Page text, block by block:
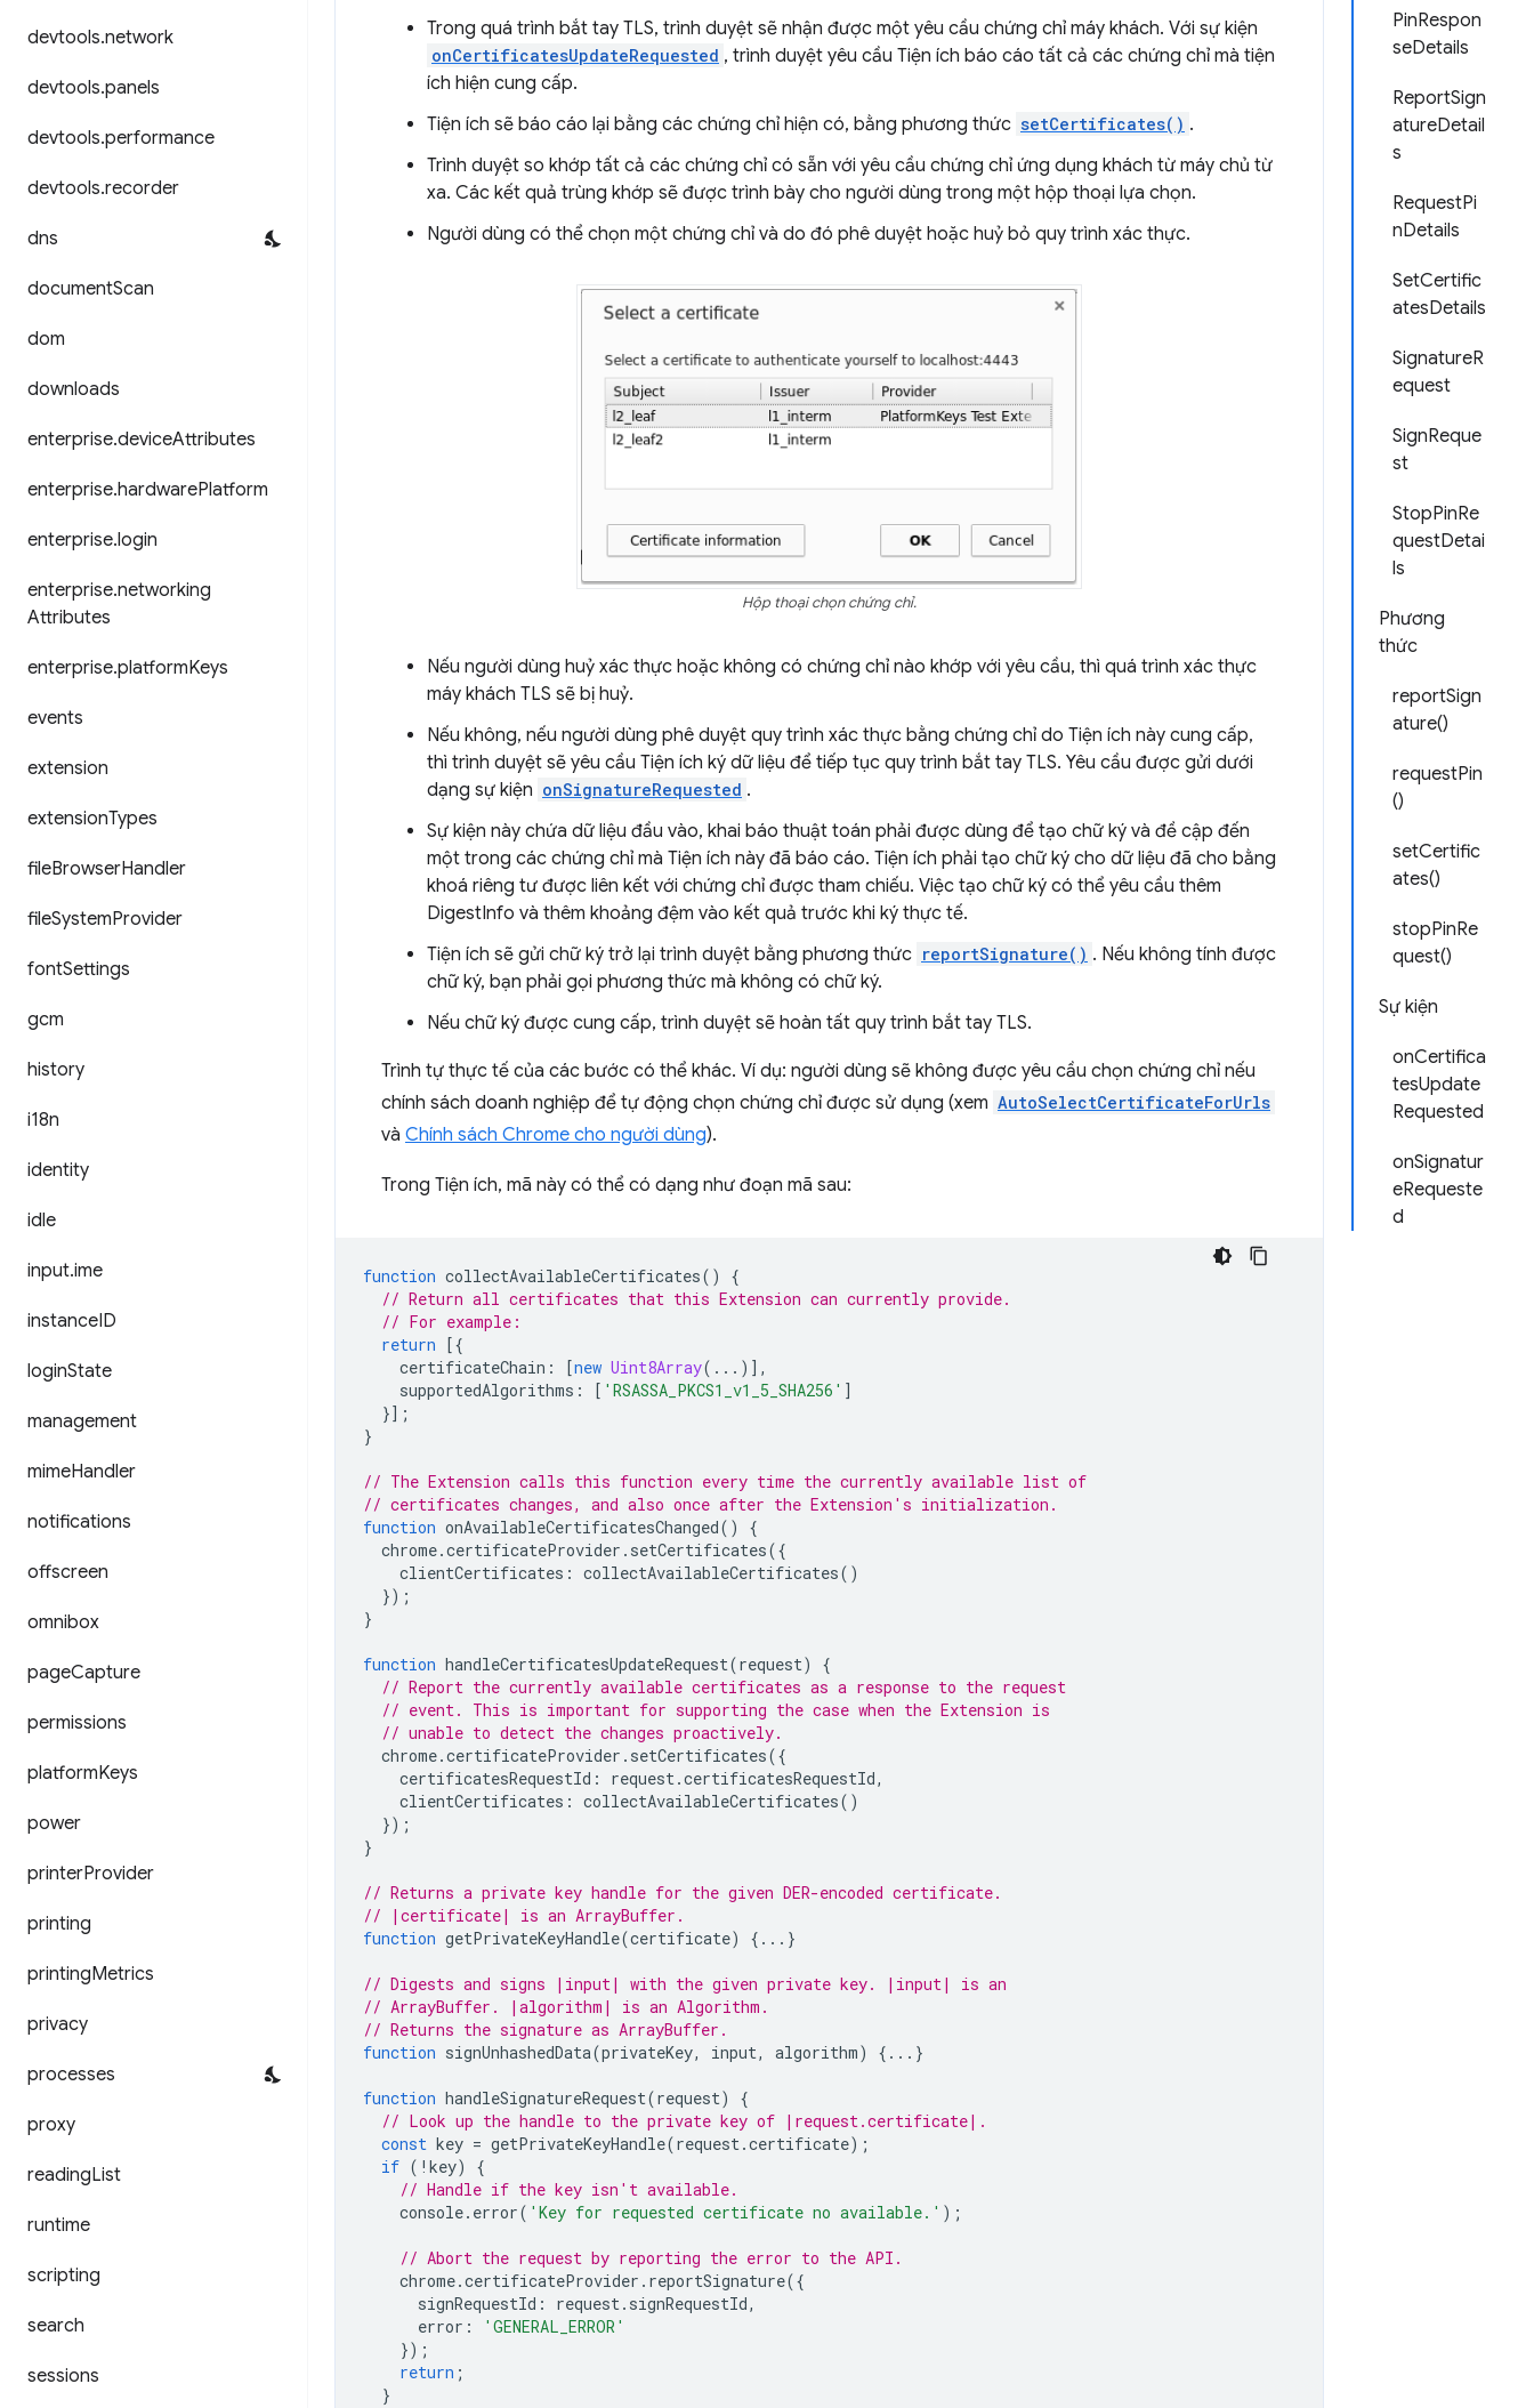
devtools.network
devtools.panels
devtools.performance
devtools.recorder
dns
documentScan
dom
downloads
enterprise.deviceAttributes
enterprise.hardwarePlatform
enterprise.login
enterprise.networking
Attributes
enterprise.platformKeys
events
extension
extensionTypes
fileBrowserHandler
fileSystemProvider
fontSettings
gcm
history
i18n
identity
idle
input.ime
instanceID
loginState
management
mimeHandler
notifications
offscreen
omnibox
pageCapture
permissions
platformKeys
power
printerProvider
printing
printingMetrics
privacy
processes
proxy
readingList
runtime
scripting
search
sessions
PinRespon
seDetails
ReportSign
atureDetail
s
RequestPi
nDetails
SetCertific
atesDetails
SignatureR
equest
SignReque
st
StopPinRe
questDetai
ls
Phương
thức
reportSign
ature()
requestPin
()
setCertific
ates()
stopPinRe
quest()
Sự kiện
onCertifica
tesUpdate
Requested
onSignatur
eRequeste
d
Trong quá trình bắt tay TLS, trình duyệt sẽ nhận được một yêu cầu chứng chỉ máy khách. Với sự kiện
onCertificatesUpdateRequested , trình duyệt yêu cầu Tiện ích báo cáo tất cả các chứng chỉ mà tiện
ích hiện cung cấp.
Tiện ích sẽ báo cáo lại bằng các chứng chỉ hiện có, bằng phương thức setCertificates() .
Trình duyệt so khớp tất cả các chứng chỉ có sẵn với yêu cầu chứng chỉ ứng dụng khách từ máy chủ từ
xa. Các kết quả trùng khớp sẽ được trình bày cho người dùng trong một hộp thoại lựa chọn.
Người dùng có thể chọn một chứng chỉ và do đó phê duyệt hoặc huỷ bỏ quy trình xác thực.
Hộp thoại chọn chứng chỉ.
Nếu người dùng huỷ xác thực hoặc không có chứng chỉ nào khớp với yêu cầu, thì quá trình xác thực
máy khách TLS sẽ bị huỷ.
Nếu không, nếu người dùng phê duyệt quy trình xác thực bằng chứng chỉ do Tiện ích này cung cấp,
thì trình duyệt sẽ yêu cầu Tiện ích ký dữ liệu để tiếp tục quy trình bắt tay TLS. Yêu cầu được gửi dưới
dạng sự kiện onSignatureRequested .
Sự kiện này chứa dữ liệu đầu vào, khai báo thuật toán phải được dùng để tạo chữ ký và đề cập đến
một trong các chứng chỉ mà Tiện ích này đã báo cáo. Tiện ích phải tạo chữ ký cho dữ liệu đã cho bằng
khoá riêng tư được liên kết với chứng chỉ được tham chiếu. Việc tạo chữ ký có thể yêu cầu thêm
DigestInfo và thêm khoảng đệm vào kết quả trước khi ký thực tế.
Tiện ích sẽ gửi chữ ký trở lại trình duyệt bằng phương thức reportSignature() . Nếu không tính được
chữ ký, bạn phải gọi phương thức mà không có chữ ký.
Nếu chữ ký được cung cấp, trình duyệt sẽ hoàn tất quy trình bắt tay TLS.
Trình tự thực tế của các bước có thể khác. Ví dụ: người dùng sẽ không được yêu cầu chọn chứng chỉ nếu
chính sách doanh nghiệp để tự động chọn chứng chỉ được sử dụng (xem AutoSelectCertificateForUrls
và Chính sách Chrome cho người dùng).
Trong Tiện ích, mã này có thể có dạng như đoạn mã sau:
function collectAvailableCertificates()
{
// Return all certificates that this Extension can currently provide.
// For example:
return
[{
certificateChain : [new Uint8Array(...)],
supportedAlgorithms : [ 'RSASSA_PKCS1_v1_5_SHA256' ]
}];
}
// The Extension calls this function every time the currently available list of
// certificates changes, and also once after the Extension's initialization.
function onAvailableCertificatesChanged()
{
chrome.certificateProvider . setCertificates({
clientCertificates : collectAvailableCertificates()
});
}
function handleCertificatesUpdateRequest(request)
{
// Report the currently available certificates as a response to the request
// event. This is important for supporting the case when the Extension is
// unable to detect the changes proactively.
chrome.certificateProvider . setCertificates({
certificatesRequestId : request.certificatesRequestId,
clientCertificates : collectAvailableCertificates()
});
}
// Returns a private key handle for the given DER-encoded certificate.
// |certificate| is an ArrayBuffer.
function getPrivateKeyHandle(certificate) {...}
// Digests and signs |input| with the given private key. |input| is an
// ArrayBuffer. |algorithm| is an Algorithm.
// Returns the signature as ArrayBuffer.
function signUnhashedData(privateKey, input, algorithm) {...}
function handleSignatureRequest(request)
{
// Look up the handle to the private key of |request.certificate|.
const key = getPrivateKeyHandle(request.certificate);
if ( ! key)
{
// Handle if the key isn't available.
console. error( 'Key for requested certificate no available.' );
// Abort the request by reporting the error to the API.
chrome.certificateProvider . reportSignature({
signRequestId : request. signRequestId,
error :
'GENERAL_ERROR'
});
return ;
}